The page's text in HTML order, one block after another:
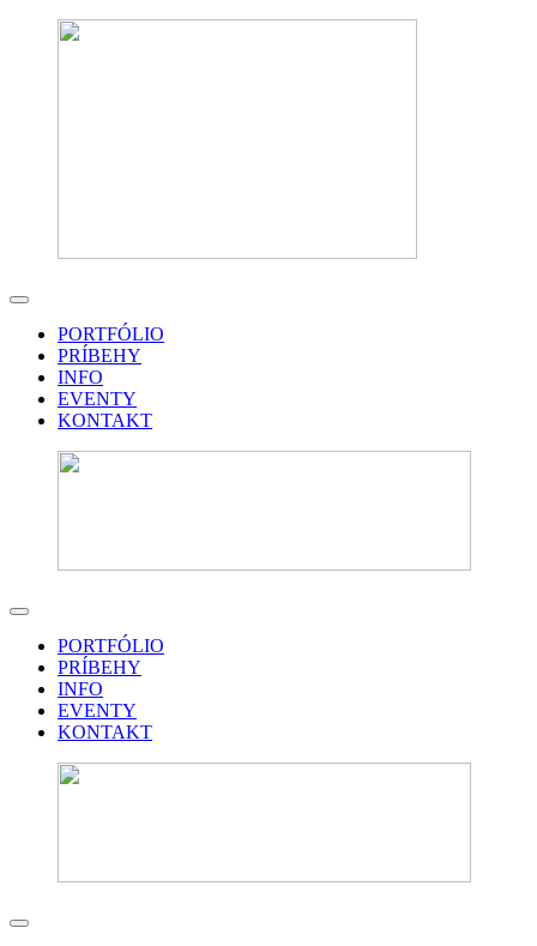
PORTFÓLIO
PRÍBEHY
INFO
EVENTY
KONTAKT
PORTFÓLIO
PRÍBEHY
INFO
EVENTY
KONTAKT